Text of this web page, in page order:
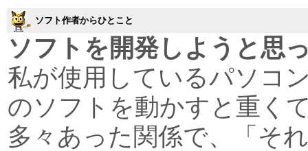
ソフト作者からひとこと
ソフトを開発しようと思
私が使用しているパソコ
のソフトを動かすと重く
多々あった関係で、「そ